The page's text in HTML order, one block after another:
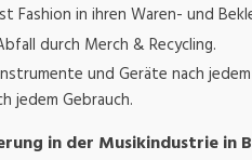
Fashion in ihren Waren- und
durch Merch & Recycling.
und Geräte nach
jedem Gebrauch.
in der Musikindustrie in